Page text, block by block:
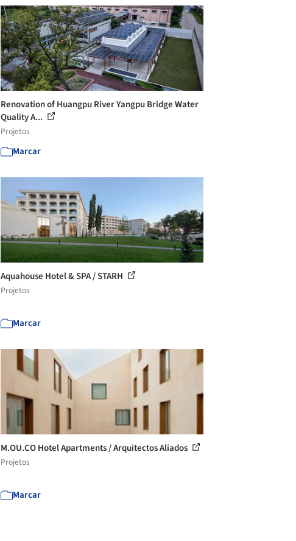
Renovation of Huangpu River Yangpu Bridge Water
Quality A...
Projetos
Marcar
Aquahouse Hotel & SPA / STARH
Projetos
Marcar
M.OU.CO Hotel Apartments / Arquitectos Aliados
Projetos
Marcar